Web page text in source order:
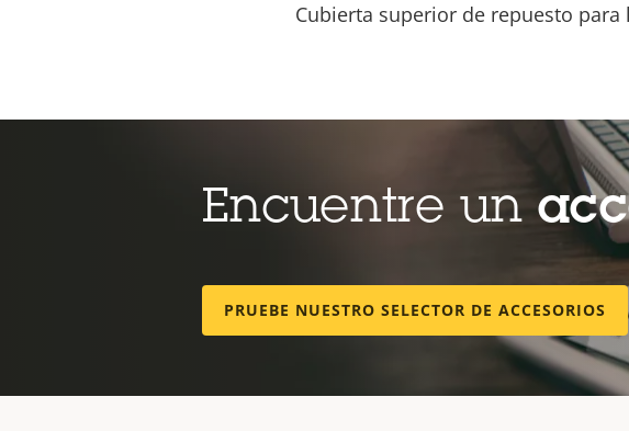
Cubierta superior de repuesto para
Encuentre un
PRUEBE NUESTRO SELECTOR DE ACCESORIOS